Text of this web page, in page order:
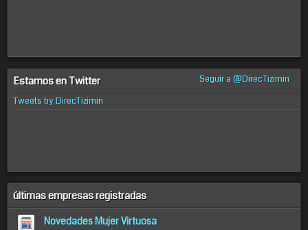
Estamos en Twitter
Seguir a @DirecTizimin
Tweets by DirecTizimin
últimas empresas registradas
Novedades Mujer Virtuosa